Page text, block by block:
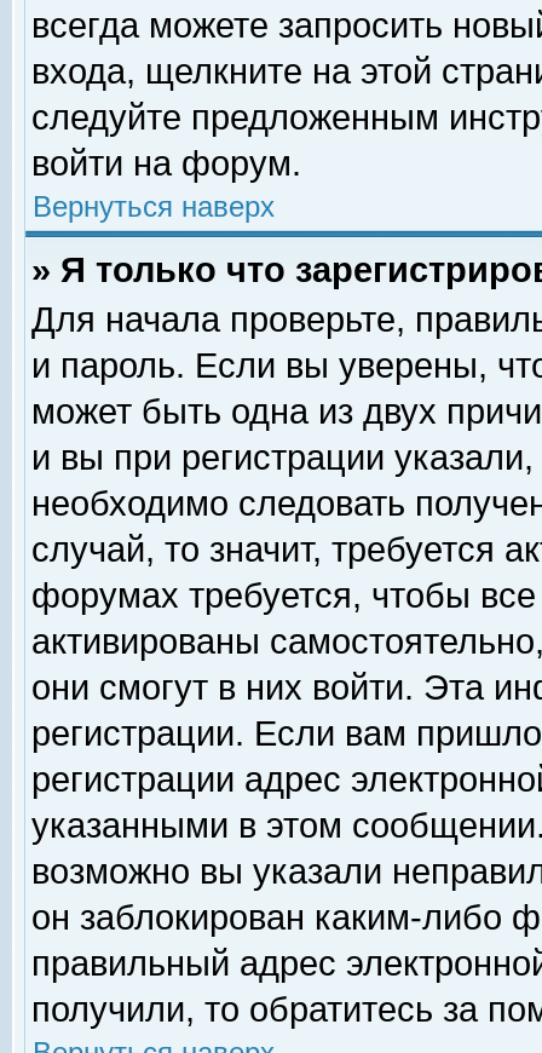
всегда можете запросить
входа, щелкните на этой
следуйте предложенным
войти на форум.
Вернуться наверх
» Я только что
Для начала проверьте,
и пароль. Если вы уверены,
может быть одна из двух
и вы при регистрации
необходимо следовать
случай, то значит, требуется
форумах требуется, чтобы
активированы
они смогут в них войти. Эта
регистрации. Если вам
регистрации адрес
указанными в этом
возможно вы указали
он заблокирован каким-либо
правильный адрес
получили, то обратитесь за